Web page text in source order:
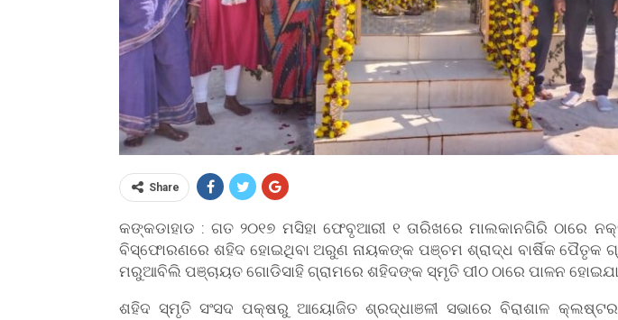
Share
କଙ୍କଡାହାଡ : ଗତ ୨୦୧୭ ମସିହା ଫେବୃଆରୀ ୧ ତାରିଖରେ ମାଲକାନଗିରି ଠାରେ
ବିସ୍ଫୋରଣରେ ଶହିଦ ହୋଇଥିବା ଅରୁଣ ନାୟକଙ୍କ ପଞ୍ଚମ ଶ୍ରାଦ୍ଧ ବାର୍ଷିକ ପୈତୃକ
ମରୁଆବିଲି ପଞ୍ଚାୟତ ଗୋଡିସାହି ଗ୍ରାମରେ ଶହିଦଙ୍କ ସ୍ମୃତି ପୀଠ ଠାରେ ପାଳନ
ଶହିଦ ସ୍ମୃତି ସଂସଦ ପକ୍ଷରୁ ଆୟୋଜିତ ଶ୍ରଦ୍ଧାଞଳୀ ସଭାରେ ବିରାଶାଳ